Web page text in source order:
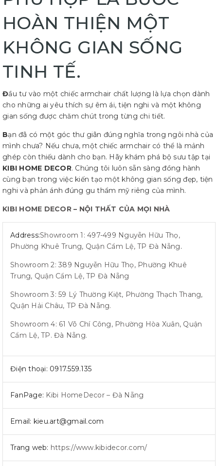
HOÀN THIỆN MỘT
KHÔNG GIAN SỐNG
TINH TẾ.
Đầu tư vào một chiếc armchair chất lượng là lựa chọn dành
cho những ai yêu thích sự êm ái, tiện nghi và một không
gian sống được chăm chút trong từng chi tiết.
Bạn đã có một góc thư giãn đúng nghĩa trong ngôi nhà của
mình chưa? Nếu chưa, một chiếc armchair có thể là mảnh
ghép còn thiếu dành cho bạn. Hãy khám phá bộ sưu tập tại
KIBI HOME DECOR. Chúng tôi luôn sẵn sàng đồng hành
cùng bạn trong việc kiến tạo một không gian sống đẹp, tiện
nghi và phản ánh đúng gu thẩm mỹ riêng của mình.
KIBI HOME DECOR – NỘI THẤT CỦA MỌI NHÀ
Address:Showroom 1: 497-499 Nguyễn Hữu Thọ,
Phường Khuê Trung, Quận Cẩm Lệ, TP Đà Nẵng.
Showroom 2: 389 Nguyễn Hữu Thọ, Phường Khuê
Trung, Quận Cẩm Lệ, TP Đà Nẵng
Showroom 3: 59 Lý Thường Kiệt, Phường Thạch Thang,
Quận Hải Châu, TP Đà Nẵng.
Showroom 4: 61 Võ Chí Công, Phường Hòa Xuân, Quận
Cẩm Lệ, TP. Đà Nẵng.
Điện thoại: 0917.559.135
FanPage: Kibi HomeDecor – Đà Nẵng
Email: kieu.art@gmail.com
Trang web: https://www.kibidecor.com/